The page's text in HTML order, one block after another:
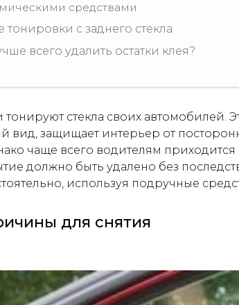
средствами
тонировки с заднего стекла
всего удалить остатки клея?
стекла своих автомобилей.
вид, защищает интерьер от
чаще всего водителям
должно быть удалено без
используя подручные
для снятия